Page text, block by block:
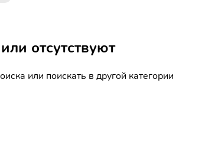
отсутствуют
или поискать в другой категории